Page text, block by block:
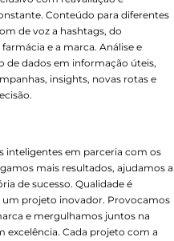
Conteúdo para diferentes
de voz a hashtags, do
e a marca. Análise e
de dados em informação úteis,
insights, novas rotas e
inteligentes em parceria com os
mais resultados, ajudamos a
de sucesso. Qualidade é
um projeto inovador. Provocamos
e mergulhamos juntos na
excelência. Cada projeto com a